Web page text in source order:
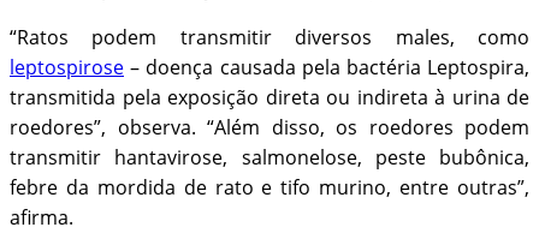
“Ratos podem transmitir diversos males, como
leptospirose – doença causada pela bactéria Leptospira,
transmitida pela exposição direta ou indireta à urina de
roedores”, observa. “Além disso, os roedores podem
transmitir hantavirose, salmonelose, peste bubônica,
febre da mordida de rato e tifo murino, entre outras”,
afirma.